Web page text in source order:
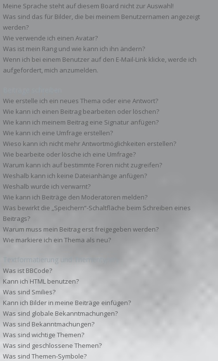
Meine Sprache steht auf diesem Board nicht zur Auswahl!
Was sind das für Bilder, die bei meinem Benutzernamen angezeigt
werden?
Wie verwende ich einen Avatar?
Was ist mein Rang und wie kann ich ihn ändern?
Wenn ich bei einem Benutzer auf den E-Mail-Link klicke, werde ich
aufgefordert, mich anzumelden.
Wie erstelle ich ein neues Thema oder eine Antwort?
Wie kann ich einen Beitrag bearbeiten oder löschen?
Wie kann ich meinem Beitrag eine Signatur anfügen?
Wie kann ich eine Umfrage erstellen?
Wieso kann ich nicht mehr Antwortmöglichkeiten erstellen?
Wie bearbeite oder lösche ich eine Umfrage?
Warum kann ich auf bestimmte Foren nicht zugreifen?
Weshalb kann ich keine Dateianhänge anfügen?
Weshalb wurde ich verwarnt?
Wie kann ich Beiträge den Moderatoren melden?
Was bewirkt die „Speichern“-Schaltfläche beim Schreiben eines
Beitrags?
Warum muss mein Beitrag erst freigegeben werden?
Wie markiere ich ein Thema als neu?
Textformatierung und Thementypen
Was ist BBCode?
Kann ich HTML benutzen?
Was sind Smilies?
Kann ich Bilder in meine Beiträge einfügen?
Was sind globale Bekanntmachungen?
Was sind Bekanntmachungen?
Was sind wichtige Themen?
Was sind geschlossene Themen?
Was sind Themen-Symbole?